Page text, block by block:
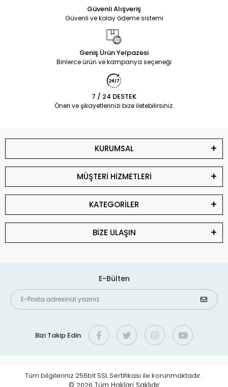
Güvenli Alışveriş
Güvenli ve kolay ödeme sistemi
Geniş Ürün Yelpazesi
Binlerce ürün ve kampanya seçeneği
7 / 24 DESTEK
Öneri ve şikayetlerinizi bize iletebilirsiniz.
KURUMSAL
MÜŞTERİ HİZMETLERİ
KATEGORİLER
BİZE ULAŞIN
E-Bülten
Bizi Takip Edin
Tüm bilgileriniz 256bit SSL Sertifikası ile korunmaktadır.